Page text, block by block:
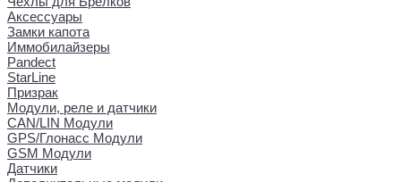
Аксессуары
Замки капота
Иммобилайзеры
Pandect
StarLine
Призрак
Модули, реле и датчики
CAN/LIN Модули
GPS/Глонасс Модули
GSM Модули
Датчики